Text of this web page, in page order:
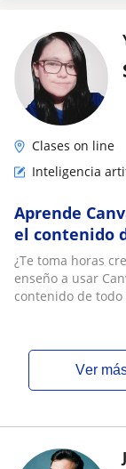
Clases on line
Inteligencia
Aprende
el contenido
¿Te toma horas
enseño a usar
contenido de todo
ver